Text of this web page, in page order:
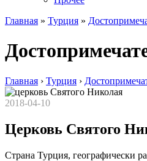
Главная » Турция »
Главная › Турция ›
2018-04-10
Церковь Святого
Страна Турция, географически